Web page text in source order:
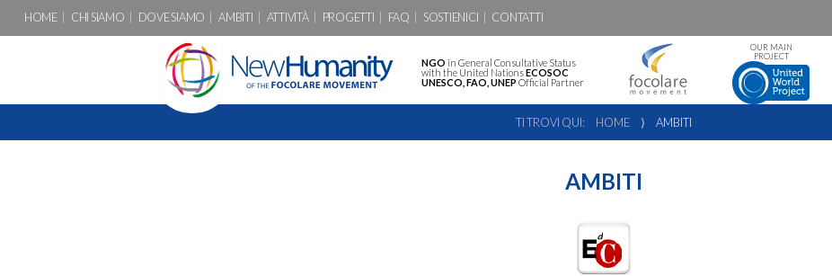
HOME CHI SIAMO DOVE SIAMO AMBITI ATTIVITÀ PROGETTI FAQ SOSTIENICI CONTATTI
NGO in General Consultative Status
with the United NationsECOSOC
UNESCO, FAO, UNEP Official Partner
OUR MAIN
PROJECT
TI TROVI QUI: HOME ⟩ AMBITI
AMBITI